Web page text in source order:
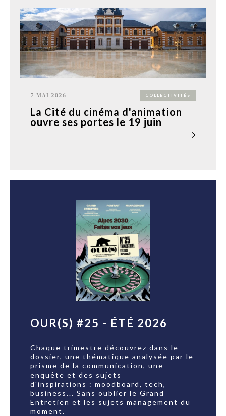
7 MAI 2026 COLLECTIVITÉS
La Cité du cinéma d'animation
ouvre ses portes le 19 juin
OUR(S) #25 - ÉTÉ 2026
Chaque trimestre découvrez dans le
dossier, une thématique analysée par le
prisme de la communication, une
enquête et des sujets
d'inspirations : moodboard, tech,
business... Sans oublier le Grand
Entretien et les sujets management du
moment.